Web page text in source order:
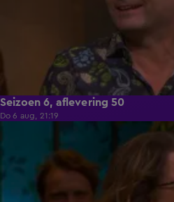
Seizoen 6, aflevering 50
Do 6 aug, 21:19